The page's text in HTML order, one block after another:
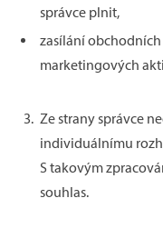
správce plnit,
zasílání
marketingových
Ze strany správce
individuálnímu
S takovým
souhlas.